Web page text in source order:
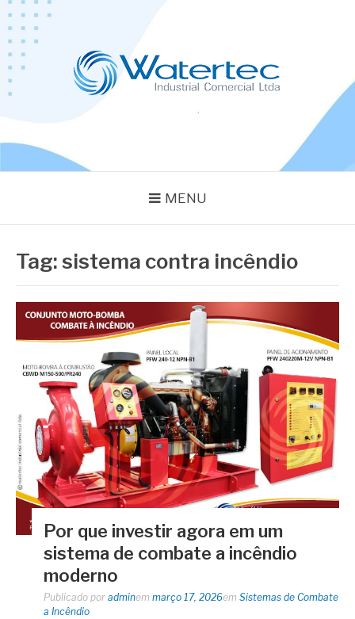
Pular
para
conteúdo
MENU
Tag:sistema contra incêndio
Por que investir agora em um
sistema de combate a incêndio
moderno
Publicado por adminem março 17, 2026em Sistemas de Combate
a Incêndio